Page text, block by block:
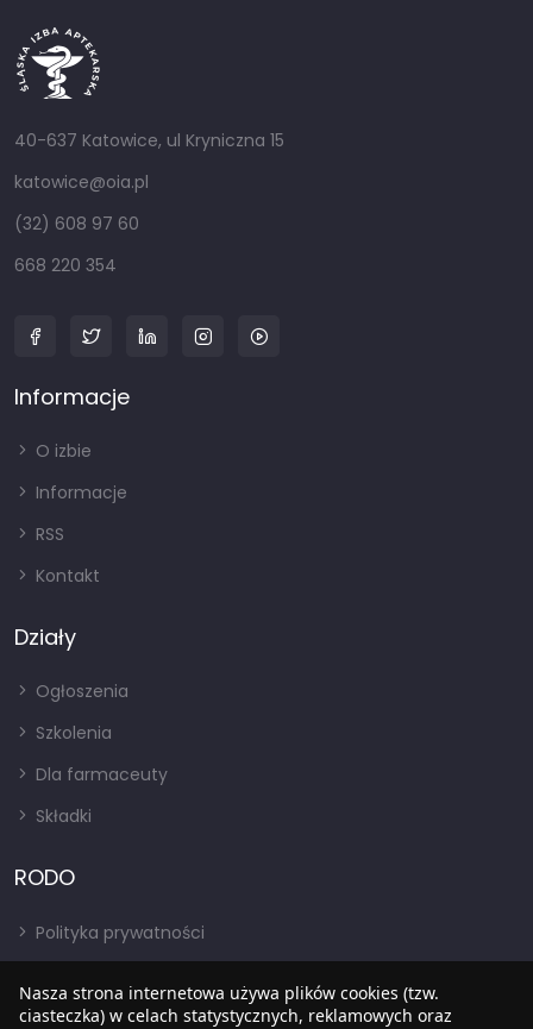
40-637 Katowice, ul Kryniczna 15
katowice@oia.pl
(32) 608 97 60
668 220 354
Informacje
O izbie
Informacje
RSS
Kontakt
Działy
Ogłoszenia
Szkolenia
Dla farmaceuty
Składki
RODO
Polityka prywatności
RODO
Nasza strona internetowa używa plików cookies (tzw.
ciasteczka) w celach statystycznych, reklamowych oraz